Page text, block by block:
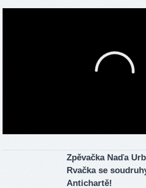
Zpěvačka Naďa
Rvačka se
Antichartě!